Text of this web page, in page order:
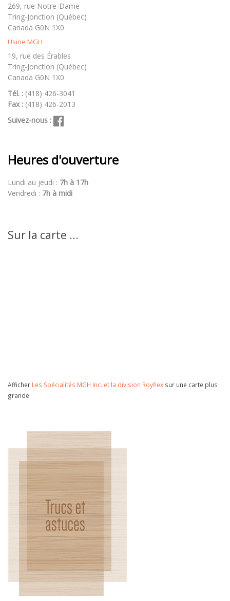
269, rue Notre-Dame
Tring-Jonction (Québec)
Canada G0N 1X0
Usine MGH
19, rue des Érables
Tring-Jonction (Québec)
Canada G0N 1X0
Tél. : (418) 426-3041
Fax : (418) 426-2013
Suivez-nous :
Heures d'ouverture
Lundi au jeudi : 7h à 17h
Vendredi : 7h à midi
Sur la carte ...
Afficher Les Spécialités MGH Inc. et la division Royflex sur une carte plus
grande